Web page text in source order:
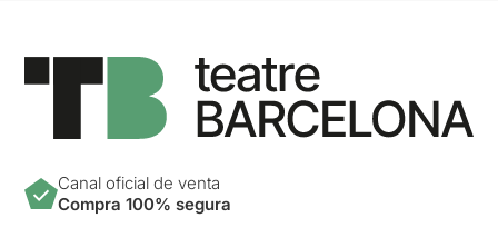
Canal oficial de venta
Compra 100% segura